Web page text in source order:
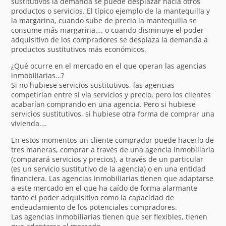
productos o servicios. El típico ejemplo de la mantequilla y
la margarina, cuando sube de precio la mantequilla se
consume más margarina…. o cuando disminuye el poder
adquisitivo de los compradores se desplaza la demanda a
productos sustitutivos más económicos.
¿Qué ocurre en el mercado en el que operan las agencias
inmobiliarias…?
Si no hubiese servicios sustitutivos, las agencias
competirían entre sí vía servicios y precio, pero los clientes
acabarían comprando en una agencia. Pero si hubiese
servicios sustitutivos, si hubiese otra forma de comprar una
vivienda….
En estos momentos un cliente comprador puede hacerlo de
tres maneras, comprar a través de una agencia inmobiliaria
(comparará servicios y precios), a través de un particular
(es un servicio sustitutivo de la agencia) o en una entidad
financiera. Las agencias inmobiliarias tienen que adaptarse
a este mercado en el que ha caído de forma alarmante
tanto el poder adquisitivo como la capacidad de
endeudamiento de los potenciales compradores.
Las agencias inmobiliarias tienen que ser flexibles, tienen